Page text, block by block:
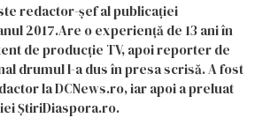
redactor-șef al publicației
2017.Are o experiență de 13 ani în
de producție TV, apoi reporter de
drumul l-a dus în presa scrisă. A fost
la DCNews.ro, iar apoi a preluat
ȘtiriDiaspora.ro.